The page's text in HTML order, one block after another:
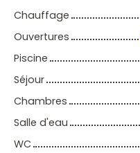
Chauffage
Ouvertures
Piscine
Séjour
Chambres
Salle d'eau
WC